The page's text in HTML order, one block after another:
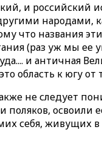
и российский
что названия
(раз уж мы ее
и античная
область к югу
не следует
поляков,
себя, живущих в